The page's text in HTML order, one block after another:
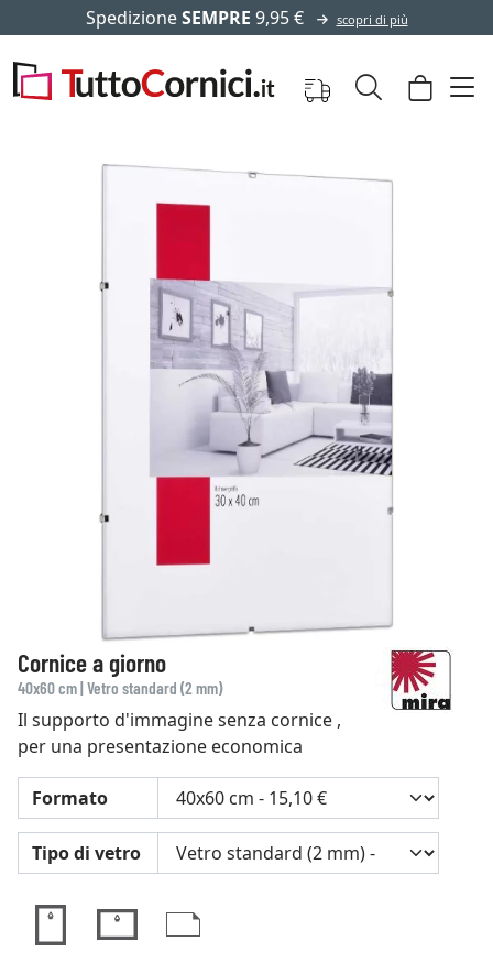
SpedizioneSEMPRE 9,95 € scopri di più
Cornice a giorno
40x60 cm | Vetro standard (2 mm)
Il supporto d'immagine senza cornice ,
per una presentazione economica
Formato
Tipo di vetro